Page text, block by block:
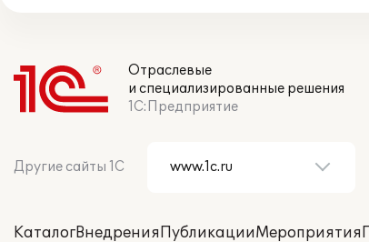
Отраслевые
и специализированные решения
1С:Предприятие
Другие сайты 1С
КаталогВнедренияПубликацииМероприятия